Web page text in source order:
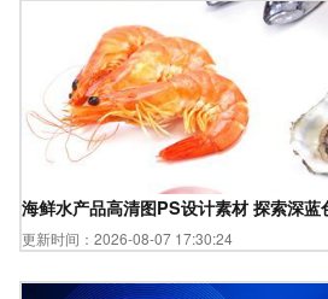
海鲜水产品高清图PS设计素材 探索深蓝
更新时间：2026-08-07 17:30:24